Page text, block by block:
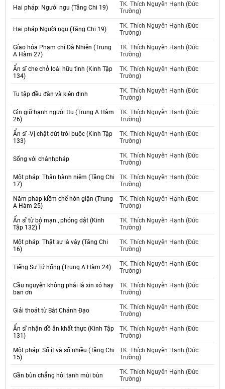
Hai pháp: Người ngu (Tăng Chi 19)
TK. Thích Nguyên Hạnh (Đức
Trường)
Hai pháp Người ngu (Tăng Chi 19)
TK. Thích Nguyên Hạnh (Đức
Trường)
Gíao hóa Phạm chí Đà Nhiên (Trung
A Hàm 27)
TK. Thích Nguyên Hạnh (Đức
Trường)
Ẩn sĩ che chở loài hữu tình (Kinh Tập
134)
TK. Thích Nguyên Hạnh (Đức
Trường)
Tu tập đều đăn và kiên định
TK. Thích Nguyên Hạnh (Đức
Trường)
Gìn giữ hạnh người ttu (Trung A Hàm
26)
TK. Thích Nguyên Hạnh (Đức
Trường)
Ẩn sĩ -Vị chặt đứt trói buộc (Kinh Tập
133)
TK. Thích Nguyên Hạnh (Đức
Trường)
Sống với chánhpháp
TK. Thích Nguyên Hạnh (Đức
Trường)
Một pháp: Thân hành niệm (Tăng Chi
17)
TK. Thích Nguyên Hạnh (Đức
Trường)
Năm pháp kiềm chế hờn giận (Trung
A Hàm 25)
TK. Thích Nguyên Hạnh (Đức
Trường)
Ẩn sĩ từ bỏ mạn., phóng dật (Kinh
Tập 132) Ĩ
TK. Thích Nguyên Hạnh (Đức
Trường)
Một pháp: Thật sự là vậy (Tăng Chi
16)
TK. Thích Nguyên Hạnh (Đức
Trường)
Tiếng Sư Tử hống (Trung A Hàm 24)
TK. Thích Nguyên Hạnh (Đức
Trường)
Cầu nguyện không phải là xin xỏ hay
ban ơn
TK. Thích Nguyên Hạnh (Đức
Trường)
Giải thoát từ Bát Chánh Đạo
TK. Thích Nguyên Hạnh (Đức
Trường)
Ẩn sĩ nhận đồ ăn khất thực (Kinh Tập
131)
TK. Thích Nguyên Hạnh (Đức
Trường)
Một pháp: Số ít và số nhiều (Tăng Chi
15)
TK. Thích Nguyên Hạnh (Đức
Trường)
Gần bùn chẳng hôi tanh mùi bùn
TK. Thích Nguyên Hạnh (Đức
Trường)